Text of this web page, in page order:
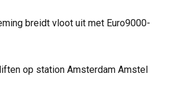
breidt vloot uit met Euro9000-
op station Amsterdam Amstel